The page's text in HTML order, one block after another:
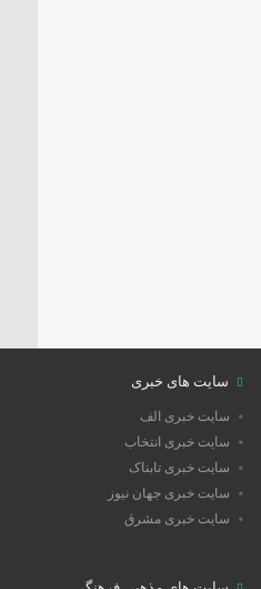
سایت های خبری
سایت خبری الف
سایت خبری انتخاب
سایت خبری تابناک
سایت خبری جهان نیوز
سایت خبری مشرق